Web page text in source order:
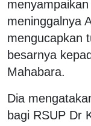
meninggalnya
mengucapkan
besarnya
Mahabara.
Dia
bagi RSUP Dr